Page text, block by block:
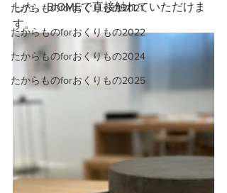
たからものforおくりもの2021
たからものforおくりもの2022
たからものforおくりもの2024
たからものforおくりもの2025
した。BIOMEで直接触れていただけま
す。